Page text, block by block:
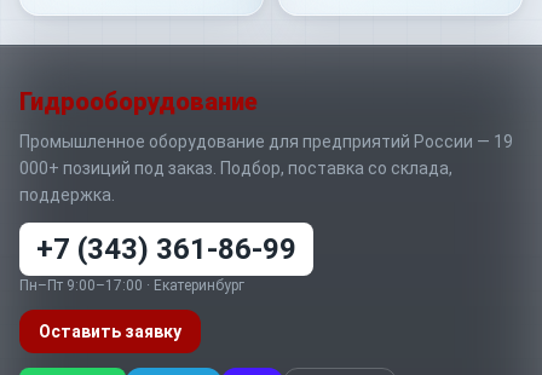
Гидрооборудование
Промышленное оборудование для предприятий России — 19
000+ позиций под заказ. Подбор, поставка со склада,
поддержка.
+7 (343) 361-86-99
Пн–Пт 9:00–17:00 · Екатеринбург
Оставить заявку